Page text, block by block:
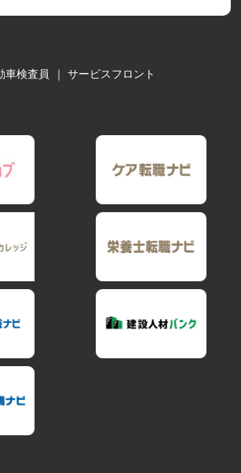
車検査員 ｜サービスフロント